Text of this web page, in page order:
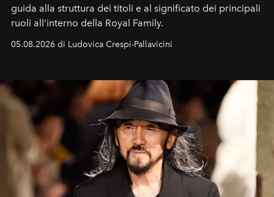
guida alla struttura dei titoli e al significato dei principali
ruoli all’interno della Royal Family.
05.08.2026 di Ludovica Crespi-Pallavicini